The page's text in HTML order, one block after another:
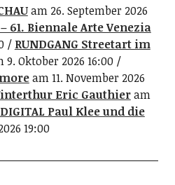
am 26. September 2026
61. Biennale Arte Venezia
RUNDGANG Streetart im
9. Oktober 2026 16:00
am 11. November 2026
Eric Gauthieram
DIGITAL Paul Klee und die
19:00